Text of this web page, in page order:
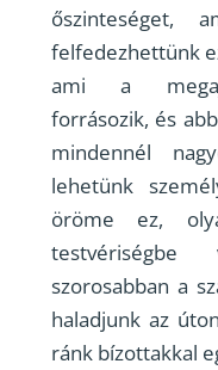
őszinteséget,
felfedezhettünk
ami a
forrásozik, és
mindennél
lehetünk
öröme ez,
szorosabban a
haladjunk az
ránk bízottakkal